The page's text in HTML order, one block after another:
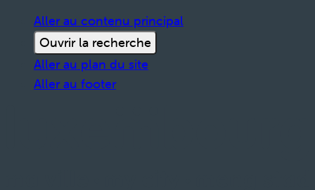
Aller au contenu principal
Ouvrir la recherche
Aller au plan du site
Aller au footer